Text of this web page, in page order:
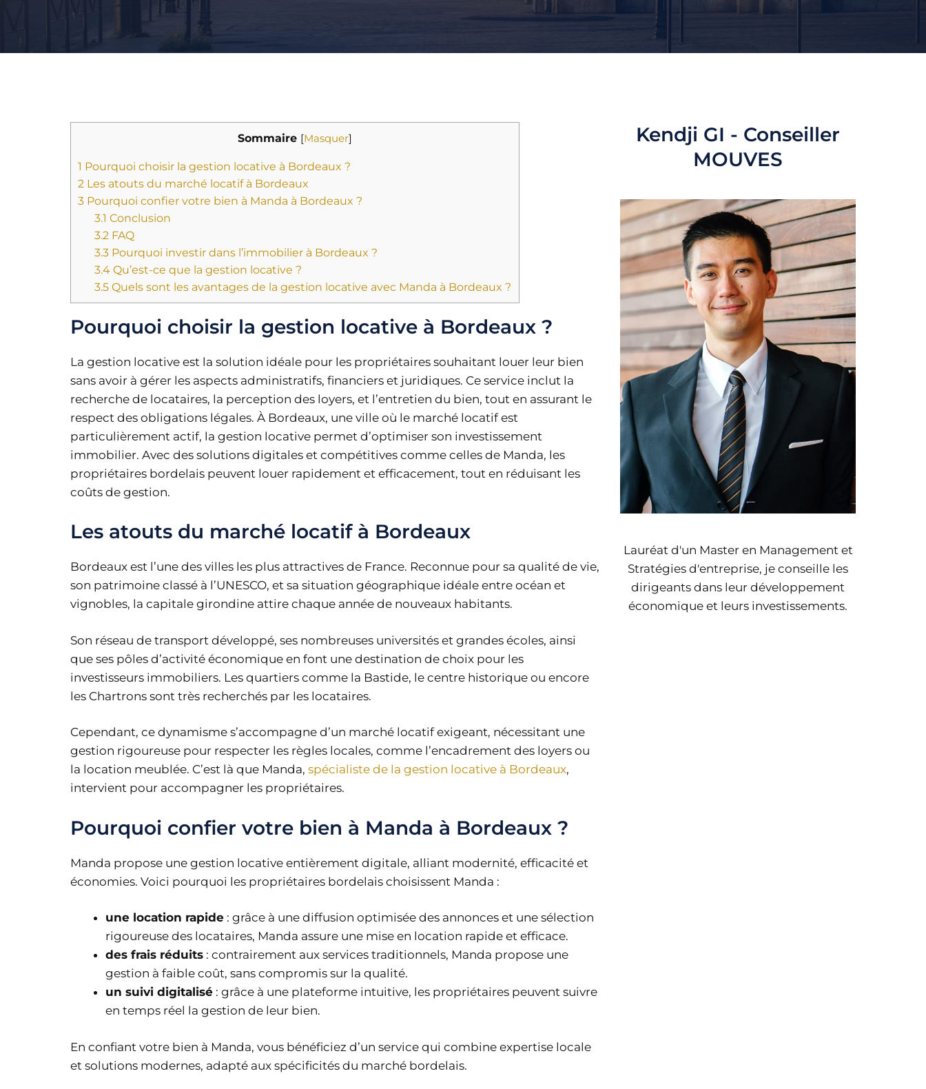
Sommaire [Masquer]
1 Pourquoi choisir la gestion locative à Bordeaux ?
2 Les atouts du marché locatif à Bordeaux
3 Pourquoi confier votre bien à Manda à Bordeaux ?
3.1 Conclusion
3.2 FAQ
3.3 Pourquoi investir dans l’immobilier à Bordeaux ?
3.4 Qu’est-ce que la gestion locative ?
3.5 Quels sont les avantages de la gestion locative avec Manda à Bordeaux ?
Pourquoi choisir la gestion locative à Bordeaux ?
La gestion locative est la solution idéale pour les propriétaires souhaitant louer leur bien
sans avoir à gérer les aspects administratifs, financiers et juridiques. Ce service inclut la
recherche de locataires, la perception des loyers, et l’entretien du bien, tout en assurant le
respect des obligations légales. À Bordeaux, une ville où le marché locatif est
particulièrement actif, la gestion locative permet d’optimiser son investissement
immobilier. Avec des solutions digitales et compétitives comme celles de Manda, les
propriétaires bordelais peuvent louer rapidement et efficacement, tout en réduisant les
coûts de gestion.
Les atouts du marché locatif à Bordeaux
Bordeaux est l’une des villes les plus attractives de France. Reconnue pour sa qualité de vie,
son patrimoine classé à l’UNESCO, et sa situation géographique idéale entre océan et
vignobles, la capitale girondine attire chaque année de nouveaux habitants.
Son réseau de transport développé, ses nombreuses universités et grandes écoles, ainsi
que ses pôles d’activité économique en font une destination de choix pour les
investisseurs immobiliers. Les quartiers comme la Bastide, le centre historique ou encore
les Chartrons sont très recherchés par les locataires.
Cependant, ce dynamisme s’accompagne d’un marché locatif exigeant, nécessitant une
gestion rigoureuse pour respecter les règles locales, comme l’encadrement des loyers ou
la location meublée. C’est là que Manda, spécialiste de la gestion locative à Bordeaux,
intervient pour accompagner les propriétaires.
Pourquoi confier votre bien à Manda à Bordeaux ?
Manda propose une gestion locative entièrement digitale, alliant modernité, efficacité et
économies. Voici pourquoi les propriétaires bordelais choisissent Manda :
une location rapide : grâce à une diffusion optimisée des annonces et une sélection
rigoureuse des locataires, Manda assure une mise en location rapide et efficace.
des frais réduits : contrairement aux services traditionnels, Manda propose une
gestion à faible coût, sans compromis sur la qualité.
un suivi digitalisé : grâce à une plateforme intuitive, les propriétaires peuvent suivre
en temps réel la gestion de leur bien.
En confiant votre bien à Manda, vous bénéficiez d’un service qui combine expertise locale
et solutions modernes, adapté aux spécificités du marché bordelais.
Kendji GI - Conseiller
MOUVES
Lauréat d'un Master en Management et
Stratégies d'entreprise, je conseille les
dirigeants dans leur développement
économique et leurs investissements.